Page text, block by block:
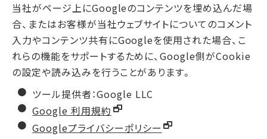
当社がページ上にGoogleのコンテンツを埋め込んだ場
合、またはお客様が当社ウェブサイトについてのコメント
入力やコンテンツ共有にGoogleを使用された場合、こ
れらの機能をサポートするために、Google側がCookie
の設定や読み込みを行うことがあります。
ツール提供者：Google LLC
Google 利用規約
Googleプライバシーポリシー